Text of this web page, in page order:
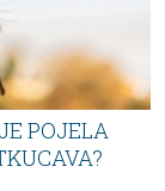
POJELA